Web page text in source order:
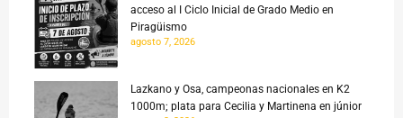
acceso al I Ciclo Inicial de Grado Medio en
Piragüismo
agosto 7, 2026
Lazkano y Osa, campeonas nacionales en K2
1000m; plata para Cecilia y Martinena en júnior